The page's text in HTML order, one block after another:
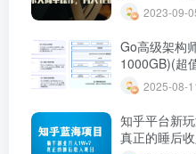
2023-09-
Go高级架构
1000GB)(超
哦)
2025-08-
知乎平台新
真正的睡后